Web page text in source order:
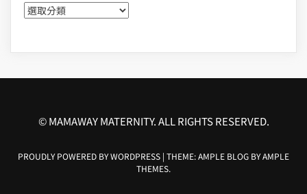
所
有
章
© MAMAWAY MATERNITY. ALL RIGHTS RESERVED.
PROUDLY POWERED BY WORDPRESS | THEME: AMPLE BLOG BYAMPLE
THEMES.